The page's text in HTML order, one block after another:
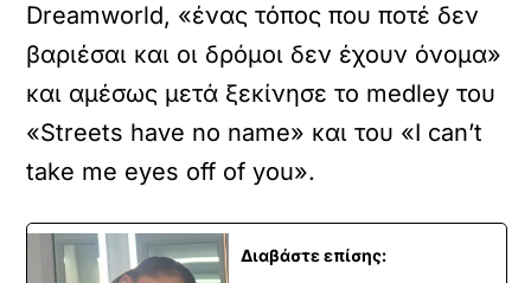
Dreamworld, «ένας τόπος που ποτέ δεν
βαριέσαι και οι δρόμοι δεν έχουν όνομα»
και αμέσως μετά ξεκίνησε το medley του
«Streets have no name» και του «I can’t
take me eyes off of you».
Διαβάστε επίσης: